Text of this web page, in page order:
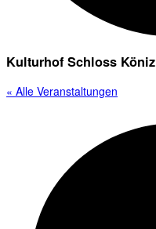
Kulturhof Schloss Köniz
« Alle Veranstaltungen